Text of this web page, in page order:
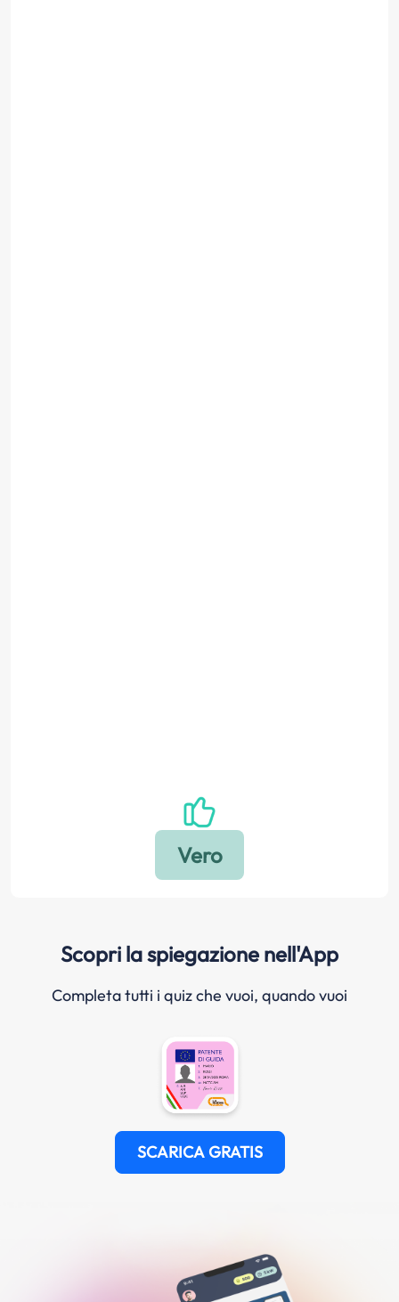
Scopri la spiegazione nell'App
Completa tutti i quiz che vuoi, quando vuoi
SCARICA GRATIS